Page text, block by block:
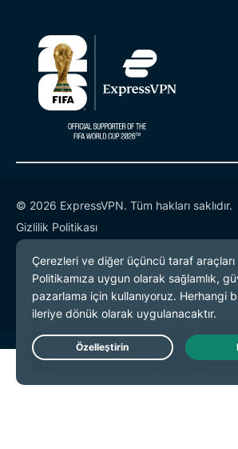
© 2026 ExpressVPN. Tüm hakları saklıdır.
Gizlilik Politikası
Hizmet Koşulları
Çerez Tercihleri